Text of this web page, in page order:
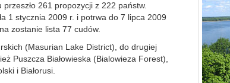
261 propozycji z 222 państw.
1 stycznia 2009 r. i potrwa do 7 lipca 2009
zostanie lista 77 cudów.
(Masurian Lake District), do drugiej
Puszcza Białowieska (Bialowieza Forest),
i Białorusi.